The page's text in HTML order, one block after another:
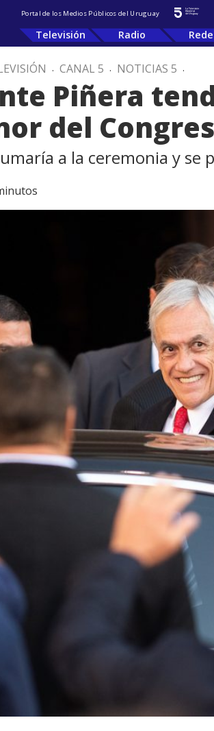
Portal de los Medios Públicos del Uruguay
Televisión Radio
. CANAL 5 . NOTICIAS 5 .
Piñera
del
a la ceremonia y